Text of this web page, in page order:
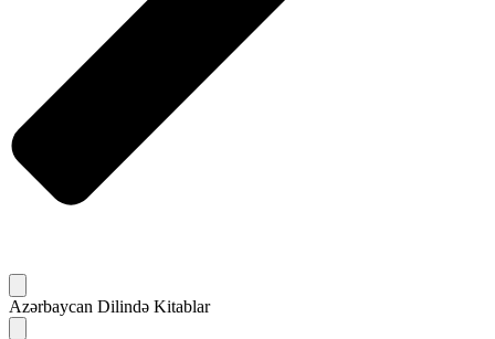
Azərbaycan Dilində Kitablar